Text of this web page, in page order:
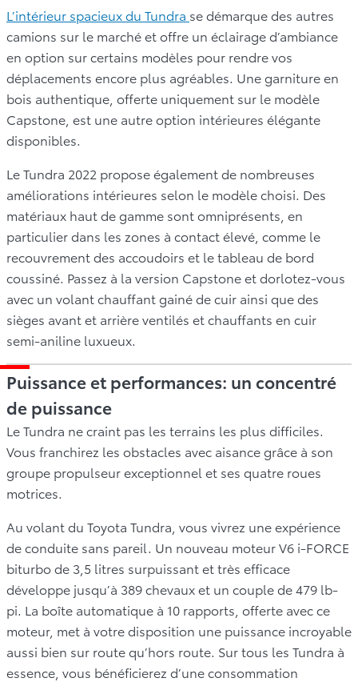
L’intérieur spacieux du Tundra se démarque des autres
camions sur le marché et offre un éclairage d’ambiance
en option sur certains modèles pour rendre vos
déplacements encore plus agréables. Une garniture en
bois authentique, offerte uniquement sur le modèle
Capstone, est une autre option intérieures élégante
disponibles.
Le Tundra 2022 propose également de nombreuses
améliorations intérieures selon le modèle choisi. Des
matériaux haut de gamme sont omniprésents, en
particulier dans les zones à contact élevé, comme le
recouvrement des accoudoirs et le tableau de bord
coussiné. Passez à la version Capstone et dorlotez-vous
avec un volant chauffant gainé de cuir ainsi que des
sièges avant et arrière ventilés et chauffants en cuir
semi-aniline luxueux.
Puissance et performances: un concentré
de puissance
Le Tundra ne craint pas les terrains les plus difficiles.
Vous franchirez les obstacles avec aisance grâce à son
groupe propulseur exceptionnel et ses quatre roues
motrices.
Au volant du Toyota Tundra, vous vivrez une expérience
de conduite sans pareil. Un nouveau moteur V6 i-FORCE
biturbo de 3,5 litres surpuissant et très efficace
développe jusqu’à 389 chevaux et un couple de 479 lb-
pi. La boîte automatique à 10 rapports, offerte avec ce
moteur, met à votre disposition une puissance incroyable
aussi bien sur route qu’hors route. Sur tous les Tundra à
essence, vous bénéficierez d’une consommation